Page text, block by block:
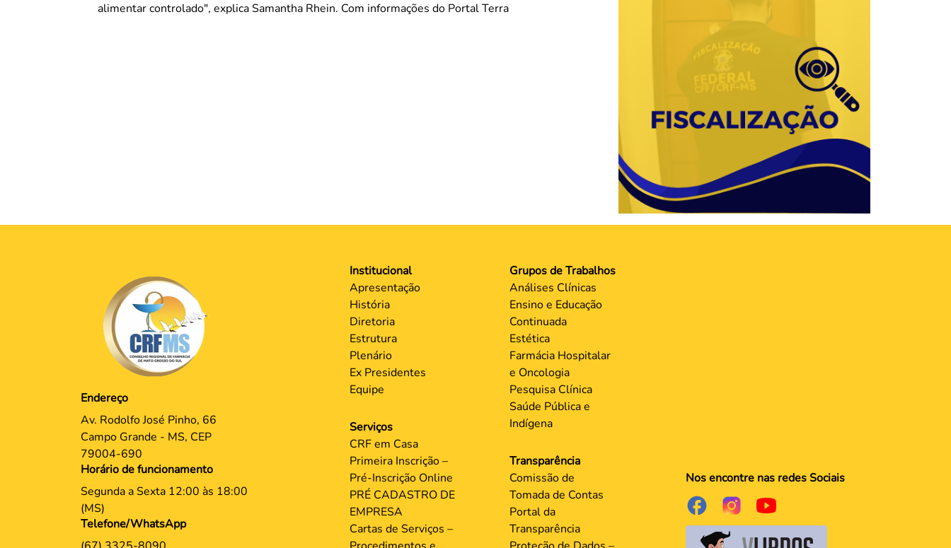
alimentar controlado", explica Samantha Rhein. Com informações do Portal Terra
Endereço
Av. Rodolfo José Pinho, 66
Campo Grande - MS, CEP
79004-690
Horário de funcionamento
Segunda a Sexta 12:00 às 18:00
(MS)
Telefone/WhatsApp
Institucional
Apresentação
História
Diretoria
Estrutura
Plenário
Ex Presidentes
Equipe
Serviços
CRF em Casa
Primeira Inscrição –
Pré-Inscrição Online
PRÉ CADASTRO DE
EMPRESA
Cartas de Serviços –
Grupos de Trabalhos
Análises Clínicas
Ensino e Educação
Continuada
Estética
Farmácia Hospitalar
e Oncologia
Pesquisa Clínica
Saúde Pública e
Indígena
Transparência
Comissão de
Tomada de Contas
Portal da
Transparência
Nos encontre nas redes Sociais